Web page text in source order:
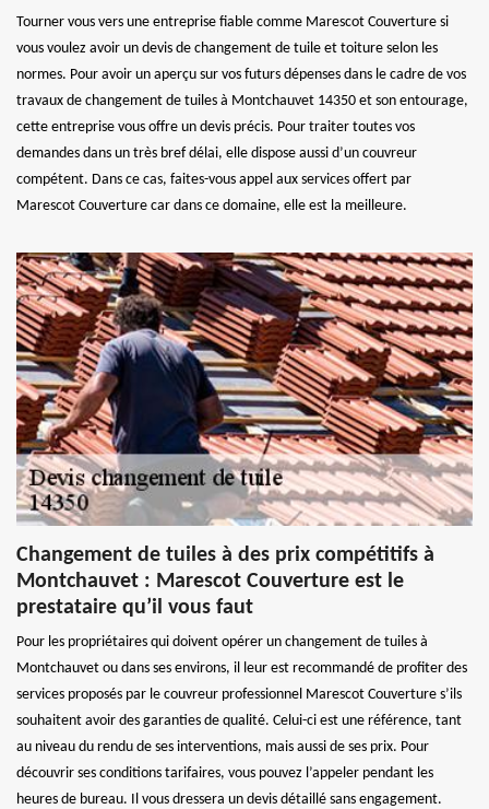
Tourner vous vers une entreprise fiable comme Marescot Couverture si
vous voulez avoir un devis de changement de tuile et toiture selon les
normes. Pour avoir un aperçu sur vos futurs dépenses dans le cadre de vos
travaux de changement de tuiles à Montchauvet 14350 et son entourage,
cette entreprise vous offre un devis précis. Pour traiter toutes vos
demandes dans un très bref délai, elle dispose aussi d’un couvreur
compétent. Dans ce cas, faites-vous appel aux services offert par
Marescot Couverture car dans ce domaine, elle est la meilleure.
Changement de tuiles à des prix compétitifs à
Montchauvet : Marescot Couverture est le
prestataire qu’il vous faut
Pour les propriétaires qui doivent opérer un changement de tuiles à
Montchauvet ou dans ses environs, il leur est recommandé de profiter des
services proposés par le couvreur professionnel Marescot Couverture s’ils
souhaitent avoir des garanties de qualité. Celui-ci est une référence, tant
au niveau du rendu de ses interventions, mais aussi de ses prix. Pour
découvrir ses conditions tarifaires, vous pouvez l’appeler pendant les
heures de bureau. Il vous dressera un devis détaillé sans engagement.